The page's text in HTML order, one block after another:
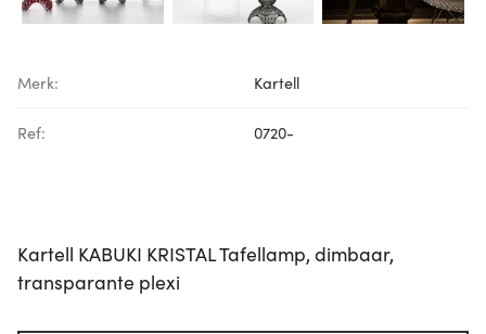
Merk: Kartell
Ref: 0720-
Kartell KABUKI KRISTAL Tafellamp, dimbaar,
transparante plexi